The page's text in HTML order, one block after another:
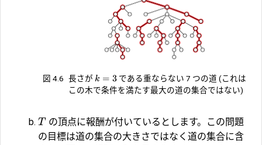
図 4.6 長さがk = 3である重ならない 7 つの道 (これは
この木で条件を満たす最大の道の集合ではない)
T の頂点に報酬が付いているとします。この問題
の目標は道の集合の大きさではなく道の集合に含